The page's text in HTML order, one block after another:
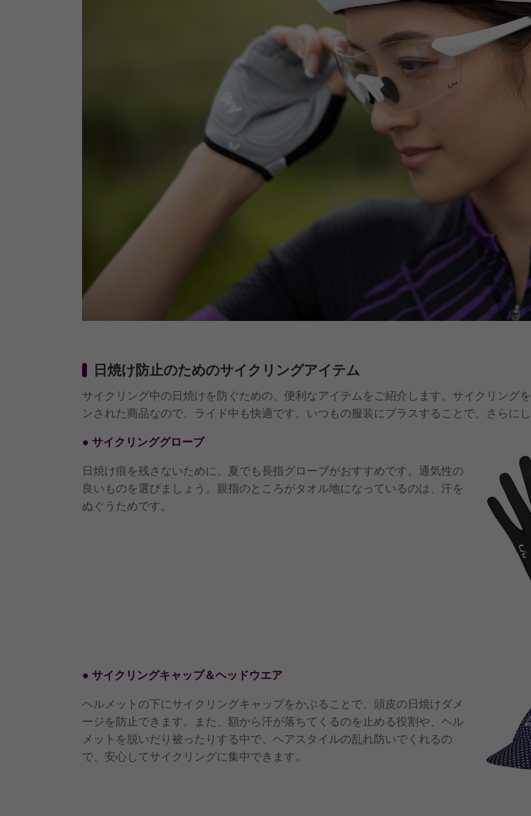
日焼け防止のためのサイクリングアイテム
サイクリング中の日焼けを防ぐための、便利なアイテムをご紹介します。サイクリング
ンされた商品なので、ライド中も快適です。いつもの服装にプラスすることで、さらに
● サイクリンググローブ
日焼け痕を残さないために、夏でも長指グローブがおすすめです。通気性の
良いものを選びましょう。親指のところがタオル地になっているのは、汗を
ぬぐうためです。
● サイクリングキャップ＆ヘッドウエア
ヘルメットの下にサイクリングキャップをかぶることで、頭皮の日焼けダメ
ージを防止できます。また、額から汗が落ちてくるのを止める役割や、ヘル
メットを脱いだり被ったりする中で、ヘアスタイルの乱れ防いでくれるの
で、安心してサイクリングに集中できます。